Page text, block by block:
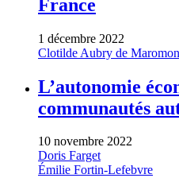
France
1 décembre 2022
Clotilde Aubry de
L’autonomie
communautés
10 novembre 2022
Doris Farget
Émilie Fortin-Lefebvre